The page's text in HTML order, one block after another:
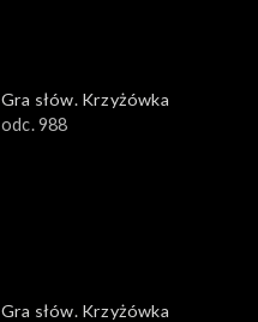
Gra słów. Krzyżówka
odc. 988
Gra słów. Krzyżówka